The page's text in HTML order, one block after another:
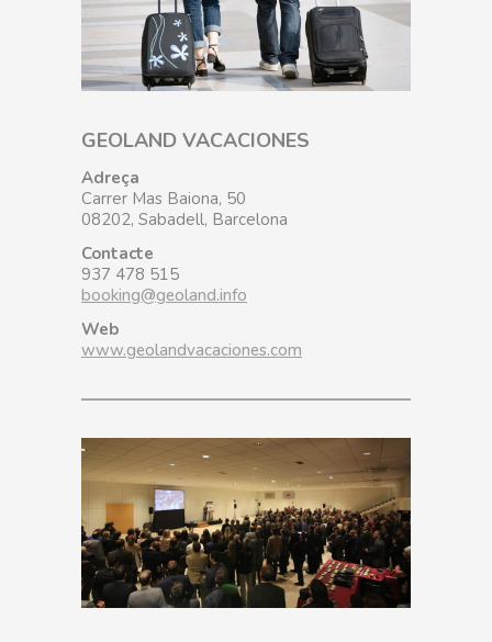
GEOLAND VACACIONES
Adreça
Carrer Mas Baiona, 50
08202, Sabadell, Barcelona
Contacte
937 478 515
booking@geoland.info
Web
www.geolandvacaciones.com